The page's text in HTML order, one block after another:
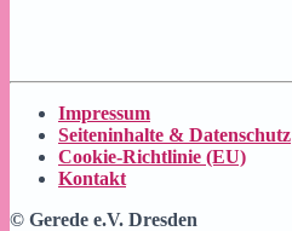
Impressum
Seiteninhalte & Datenschutz
Cookie-Richtlinie (EU)
Kontakt
© Gerede e.V. Dresden